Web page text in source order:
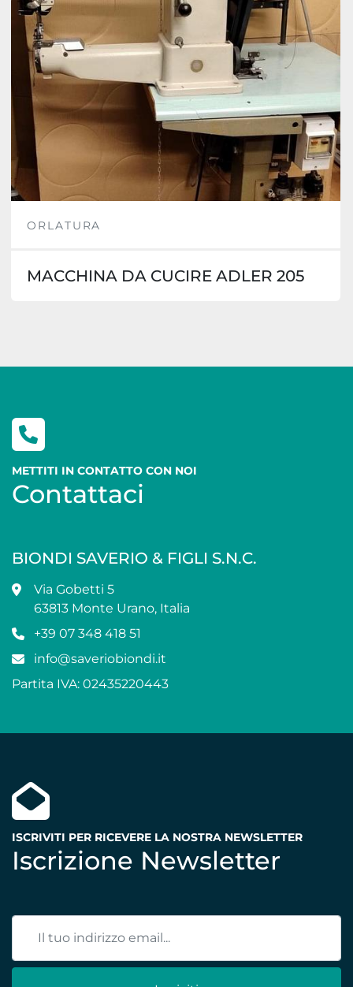
ORLATURA
MACCHINA DA CUCIRE ADLER 205
METTITI IN CONTATTO CON NOI
Contattaci
BIONDI SAVERIO & FIGLI S.N.C.
Via Gobetti 5
63813 Monte Urano, Italia
+39 07 348 418 51
info@saveriobiondi.it
Partita IVA: 02435220443
ISCRIVITI PER RICEVERE LA NOSTRA NEWSLETTER
Iscrizione Newsletter